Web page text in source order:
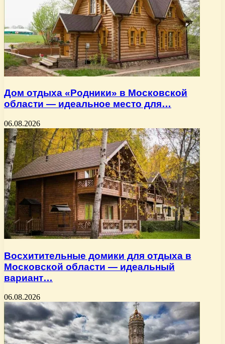
Дом отдыха «Родники» в Московской
области — идеальное место для…
06.08.2026
Восхитительные домики для отдыха в
Московской области — идеальный
вариант…
06.08.2026